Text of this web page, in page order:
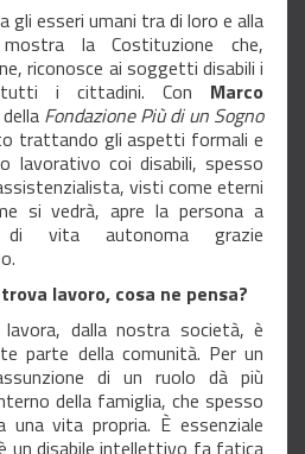
gli esseri umani tra di loro e alla
la Costituzione che,
riconosce ai soggetti disabili i
i cittadini. Con Marco
Fondazione Più di un Sogno
trattando gli aspetti formali e
lavorativo coi disabili, spesso
visti come eterni
si vedrà, apre la persona a
di vita autonoma grazie
lavoro, cosa ne pensa?
dalla nostra società, è
parte della comunità. Per un
di un ruolo dà più
della famiglia, che spesso
una vita propria. È essenziale
un disabile intellettivo fa fatica